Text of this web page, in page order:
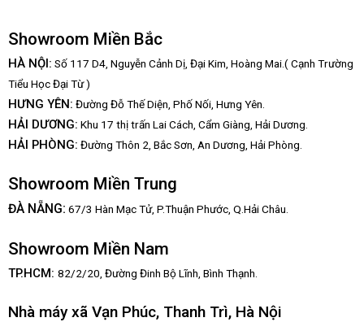
Showroom Miền Bắc
HÀ NỘI: Số 117 D4, Nguyễn Cảnh Dị, Đại Kim, Hoàng Mai.( Cạnh Trường
Tiểu Học Đại Từ )
HƯNG YÊN: Đường Đỗ Thế Diện, Phố Nối, Hưng Yên.
HẢI DƯƠNG: Khu 17 thị trấn Lai Cách, Cẩm Giàng, Hải Dương.
HẢI PHÒNG: Đường Thôn 2, Bắc Sơn, An Dương, Hải Phòng.
Showroom Miền Trung
ĐÀ NẴNG: 67/3 Hàn Mạc Tử, P.Thuận Phước, Q.Hải Châu.
Showroom Miền Nam
TP.HCM: 82/2/20, Đường Đinh Bộ Lĩnh, Bình Thạnh.
Nhà máy xã Vạn Phúc, Thanh Trì, Hà Nội